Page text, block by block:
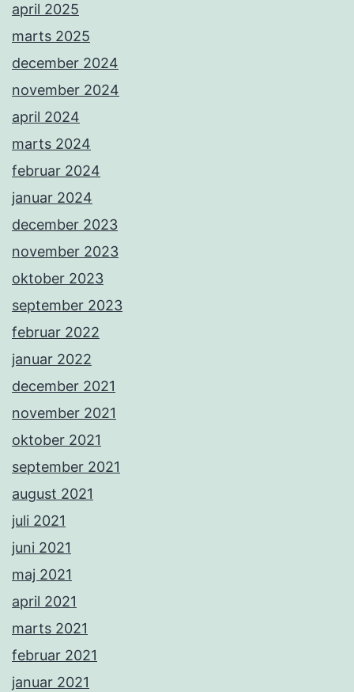
april 2025
marts 2025
december 2024
november 2024
april 2024
marts 2024
februar 2024
januar 2024
december 2023
november 2023
oktober 2023
september 2023
februar 2022
januar 2022
december 2021
november 2021
oktober 2021
september 2021
august 2021
juli 2021
juni 2021
maj 2021
april 2021
marts 2021
februar 2021
januar 2021